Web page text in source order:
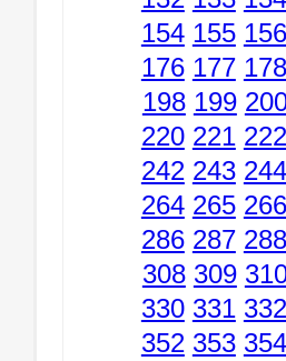
154 155 156
176 177 178
198 199
220 221 222
242 243 244
264 265 266
286 287 288
308 309
330 331 332
352 353 354